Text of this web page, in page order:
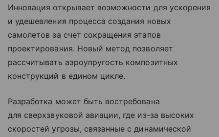
Инновация открывает возможности для ускорения
и удешевления процесса создания новых
самолетов за счет сокращения этапов
проектирования. Новый метод позволяет
рассчитывать аэроупругость композитных
конструкций в едином цикле.
Разработка может быть востребована
для сверхзвуковой авиации, где из-за высоких
скоростей угрозы, связанные с динамической